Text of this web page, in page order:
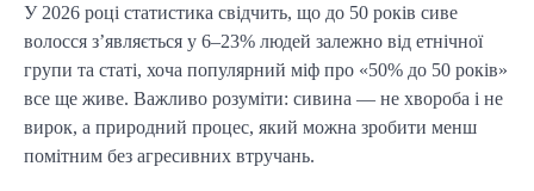
У 2026 році статистика свідчить, що до 50 років сиве
волосся з’являється у 6–23% людей залежно від етнічної
групи та статі, хоча популярний міф про «50% до 50 років»
все ще живе. Важливо розуміти: сивина — не хвороба і не
вирок, а природний процес, який можна зробити менш
помітним без агресивних втручань.